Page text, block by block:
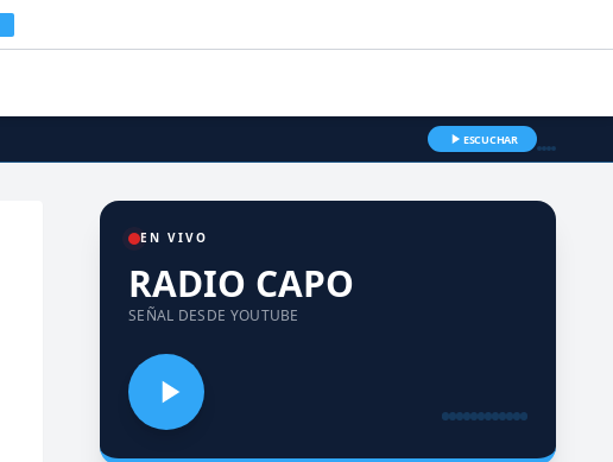
ESCUCHAR
EN VIVO
RADIO CAPO
SEÑAL DESDE YOUTUBE